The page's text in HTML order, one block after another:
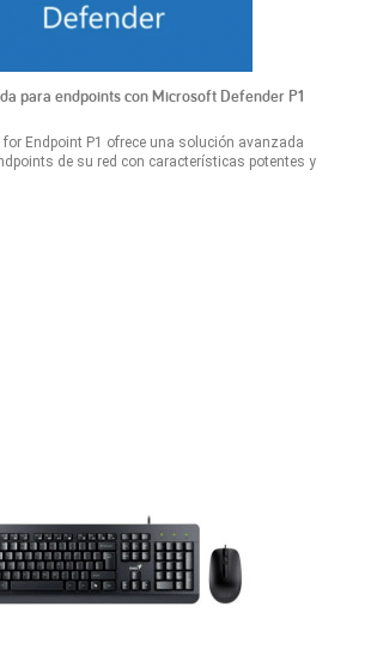
para endpoints con Microsoft Defender P1
for Endpoint P1 ofrece una solución avanzada
de su red con características potentes y